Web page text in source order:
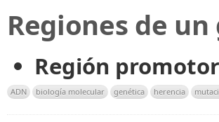
Regiones de un
Región
ADN
biología molecular genética herencia